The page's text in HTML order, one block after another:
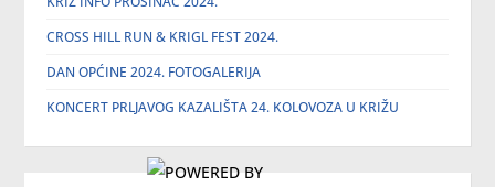
CROSS HILL RUN & KRIGL FEST 2024.
DAN OPĆINE 2024. FOTOGALERIJA
KONCERT PRLJAVOG KAZALIŠTA 24. KOLOVOZA U KRIŽU